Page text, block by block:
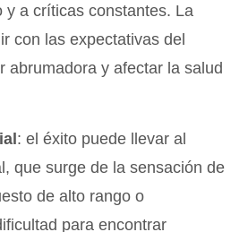
y a críticas constantes. La
con las expectativas del
abrumadora y afectar la salud
: el éxito puede llevar al
que surge de la sensación de
de alto rango o
para encontrar